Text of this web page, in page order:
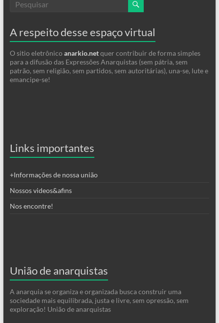
A respeito desse espaço virtual
O sitio eletrônico anarkio.netquer contribuir de forma simples
para a difusão das Expressões Anarquistas (sem pátria, sem
patrão, sem religião, sem partidos, sem autoritárias), una-se, lute e
emancipe-se!
Links importantes
+Informações de nossa união
Nossos videos&afins
Nos encontre!
União de anarquistas
A anarquia se organiza e organizada busca construir uma
sociedade mais equilibrada, justa e livre, sem opressão, sem
exploração! União de anarquistas